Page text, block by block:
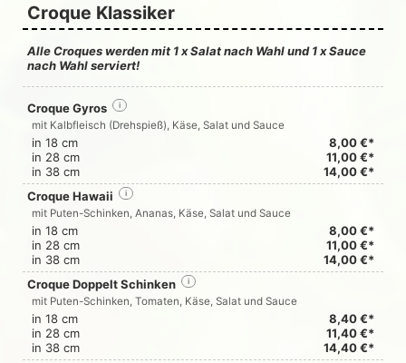
Croque Klassiker
Alle Croques werden mit 1 x Salat nach Wahl und 1 x Sauce
nach Wahl serviert!
Croque Gyros i
mit Kalbfleisch (Drehspieß), Käse, Salat und Sauce
in 18 cm
8,00 €*
in 28 cm
11,00 €*
in 38 cm
14,00 €*
Croque Hawaii
i
mit Puten-Schinken, Ananas, Käse, Salat und Sauce
in 18 cm
8,00 €*
in 28 cm
11,00 €*
in 38 cm
14,00 €*
Croque Doppelt Schinken
i
mit Puten-Schinken, Tomaten, Käse, Salat und Sauce
in 18 cm
8,40 €*
in 28 cm
11,40 €*
in 38 cm
14,40 €*